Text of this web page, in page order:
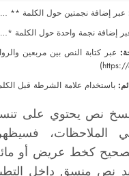
عبر إضافة نجمتين حول الكلمة **
إضافة نجمة واحدة حول الكلمة
باستخدام علامة الشرطة قبل
نص يحتوي على
الملاحظات، فسيظهر
كخط عريض أو
نص منسق داخل